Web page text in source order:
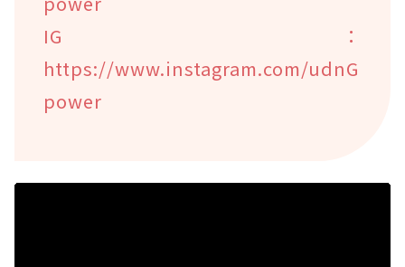
IG：
https://www.instagram.com/udnG
power